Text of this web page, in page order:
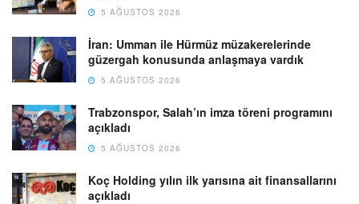
5 AĞUSTOS 2026
İran: Umman ile Hürmüz müzakerelerinde
güzergah konusunda anlaşmaya vardık
5 AĞUSTOS 2026
Trabzonspor, Salah’ın imza töreni programını
açıkladı
5 AĞUSTOS 2026
Koç Holding yılın ilk yarısına ait finansallarını
açıkladı